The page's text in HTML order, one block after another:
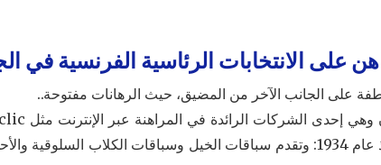
على الانتخابات الرئاسية الفرنسية في
على الجانب الآخر من المضيق، حيث الرهانات مفتوحة..